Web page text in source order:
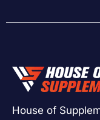
House of